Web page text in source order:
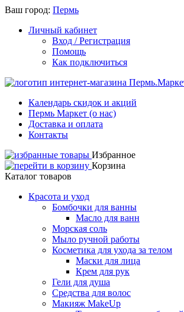
Ваш город: Пермь
Личный кабинет
Вход / Регистрация
Помощь
Как подключиться
Календарь скидок и акций
Пермь Маркет (о нас)
Доставка и оплата
Контакты
Избранное
Корзина
Каталог товаров
Красота и уход
Бомбочки для ванны
Масло для ванн
Морская соль
Мыло ручной работы
Косметика для ухода за телом
Маски для лица
Крем для рук
Гели для душа
Средства для волос
Макияж MakeUp